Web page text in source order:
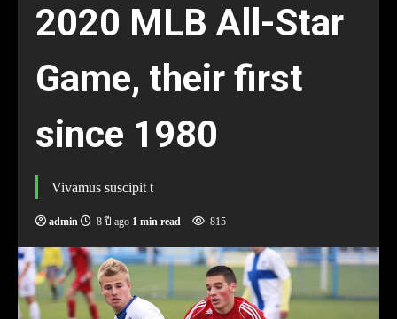
2020 MLB All-Star
Game, their first
since 1980
Vivamus suscipit t
admin 8 ปี ago 1 min read 815